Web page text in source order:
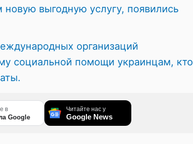
выгодную услугу, появились
организаций
социальной помощи украинцам, кто
в
Google
Читайте нас у
Google News